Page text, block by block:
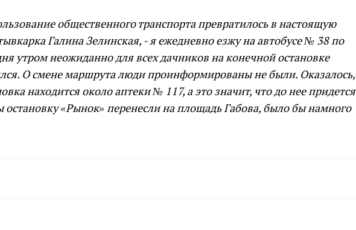
общественного транспорта превратилось в настоящую
Галина Зелинская, - я ежедневно езжу на автобусе № 38 по
утром неожиданно для всех дачников на конечной остановке
О смене маршрута люди проинформированы не были. Оказалось,
находится около аптеки № 117, а это значит, что до нее придется
остановку «Рынок» перенесли на площадь Габова, было бы намного